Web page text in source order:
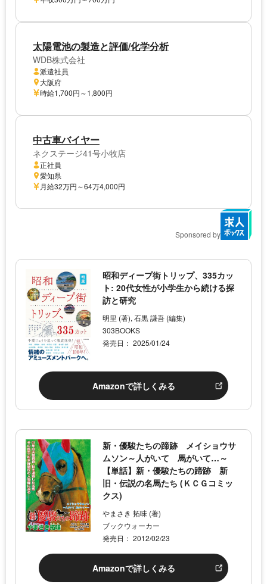
太陽電池の製造と評価/化学分析
WDB株式会社
派遣社員
大阪府
時給1,700円～1,800円
中古車バイヤー
ネクステージ41号小牧店
正社員
愛知県
月給32万円～64万4,000円
Sponsored by
昭和ディープ街トリップ、335カッ
ト: 20代女性が小学生から続ける探
訪と研究
明里 (著), 石黒 謙吾 (編集)
303BOOKS
発売日： 2025/01/24
Amazonで詳しくみる
新・優駿たちの蹄跡 メイショウサ
ムソン～人がいて 馬がいて…～
【単話】新・優駿たちの蹄跡 新
旧・伝説の名馬たち (ＫＣＧコミッ
クス)
やまさき 拓味 (著)
ブックウォーカー
発売日： 2012/02/23
Amazonで詳しくみる